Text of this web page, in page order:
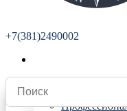
+7(381)2490002
Радиостанции